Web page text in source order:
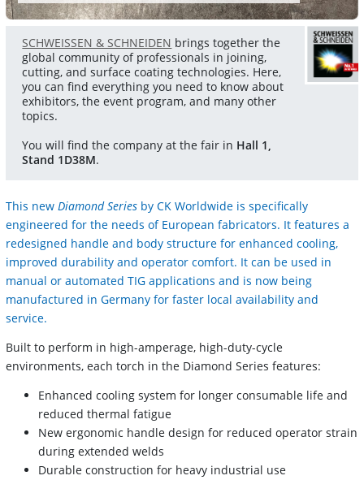
SCHWEISSEN & SCHNEIDEN brings together the
global community of professionals in joining,
cutting, and surface coating technologies. Here,
you can find everything you need to know about
exhibitors, the event program, and many other
topics.
You will find the company at the fair in Hall 1,
Stand 1D38M.
This new Diamond Series by CK Worldwide is specifically
engineered for the needs of European fabricators. It features a
redesigned handle and body structure for enhanced cooling,
improved durability and operator comfort. It can be used in
manual or automated TIG applications and is now being
manufactured in Germany for faster local availability and
service.
Built to perform in high-amperage, high-duty-cycle
environments, each torch in the Diamond Series features:
Enhanced cooling system for longer consumable life and
reduced thermal fatigue
New ergonomic handle design for reduced operator strain
during extended welds
Durable construction for heavy industrial use